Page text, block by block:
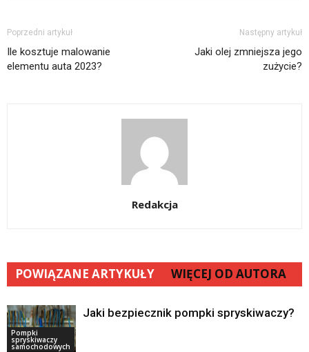
Poprzedni artykuł
Ile kosztuje malowanie
elementu auta 2023?
Następny artykuł
Jaki olej zmniejsza jego
zużycie?
Redakcja
POWIĄZANE ARTYKUŁY WIĘCEJ OD AUTORA
Pompki
spryskiwaczy
samochodowych
Jaki bezpiecznik pompki spryskiwaczy?